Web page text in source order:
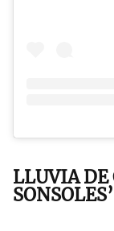
LLUVIA DE
SONSOLES’